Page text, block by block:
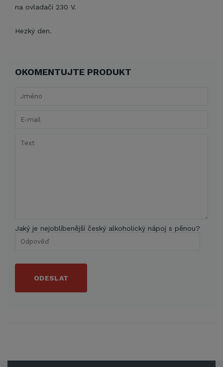
na ovladači 230 V.
Hezký den.
OKOMENTUJTE PRODUKT
Jaký je nejoblíbenější český alkoholický nápoj s pěnou?
ODESLAT